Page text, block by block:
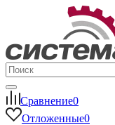
Сравнение0
Отложенные0